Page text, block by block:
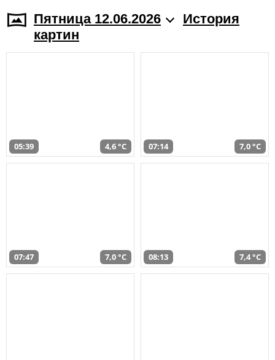
Пятница 12.06.2026
История
картин
05:39 4,6 °C 07:14 7,0 °C
07:47 7,0 °C 08:13 7,4 °C